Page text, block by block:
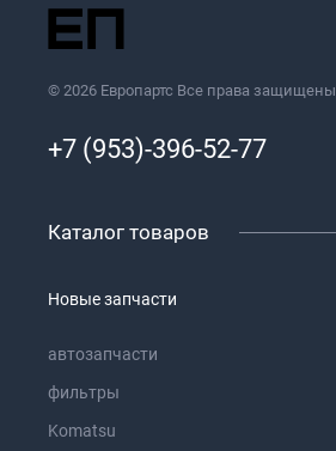
© 2026 Европартс Все права защищены
+7 (953)-396-52-77
Каталог товаров
Новые запчасти
автозапчасти
фильтры
Komatsu